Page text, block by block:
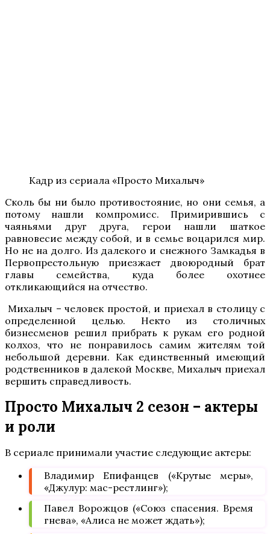
Кадр из сериала «Просто Михалыч»
Сколь бы ни было противостояние, но они семья, а
потому нашли компромисс. Примирившись с
чаяньями друг друга, герои нашли шаткое
равновесие между собой, и в семье воцарился мир.
Но не на долго. Из далекого и снежного Замкадья в
Первопрестольную приезжает двоюродный брат
главы семейства, куда более охотнее
откликающийся на отчество.
Михалыч – человек простой, и приехал в столицу с
определенной целью. Некто из столичных
бизнесменов решил прибрать к рукам его родной
колхоз, что не понравилось самим жителям той
небольшой деревни. Как единственный имеющий
родственников в далекой Москве, Михалыч приехал
вершить справедливость.
Просто Михалыч 2 сезон – актеры
и роли
В сериале принимали участие следующие актеры:
Владимир Епифанцев («Крутые меры»,
«Джулур: мас-рестлинг»);
Павел Ворожцов («Союз спасения. Время
гнева», «Алиса не может ждать»);